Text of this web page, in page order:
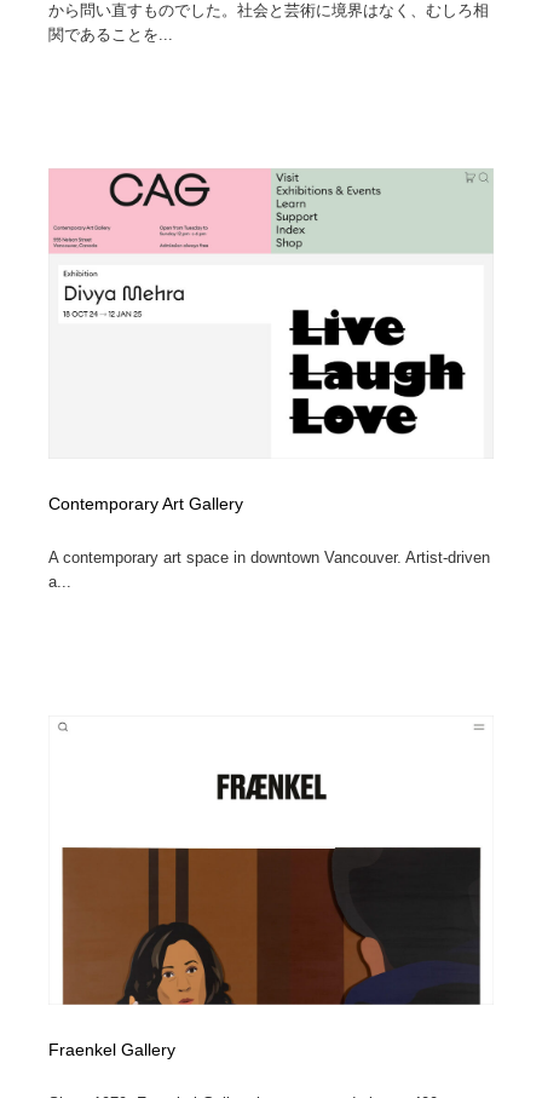
から問い直すものでした。社会と芸術に境界はなく、むしろ相
関であることを...
Contemporary Art Gallery
A contemporary art space in downtown Vancouver. Artist-driven
a...
Fraenkel Gallery